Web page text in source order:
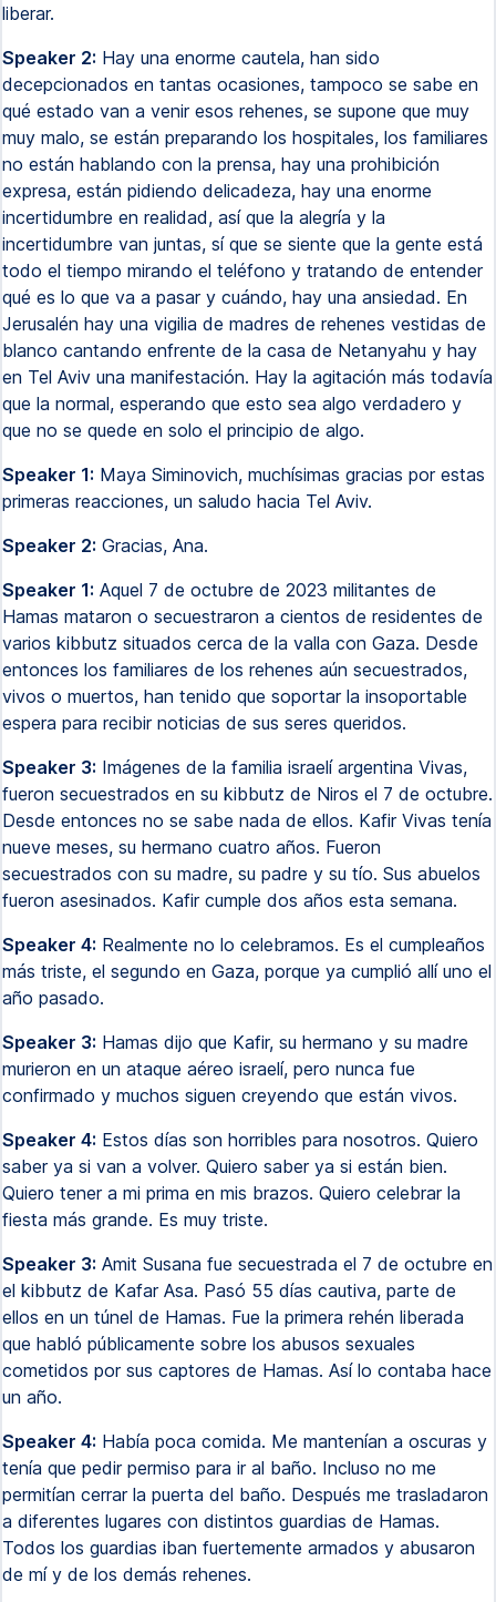
liberar.
Speaker 2: Hay una enorme cautela, han sido
decepcionados en tantas ocasiones, tampoco se sabe en
qué estado van a venir esos rehenes, se supone que muy
muy malo, se están preparando los hospitales, los familiares
no están hablando con la prensa, hay una prohibición
expresa, están pidiendo delicadeza, hay una enorme
incertidumbre en realidad, así que la alegría y la
incertidumbre van juntas, sí que se siente que la gente está
todo el tiempo mirando el teléfono y tratando de entender
qué es lo que va a pasar y cuándo, hay una ansiedad. En
Jerusalén hay una vigilia de madres de rehenes vestidas de
blanco cantando enfrente de la casa de Netanyahu y hay
en Tel Aviv una manifestación. Hay la agitación más todavía
que la normal, esperando que esto sea algo verdadero y
que no se quede en solo el principio de algo.
Speaker 1: Maya Siminovich, muchísimas gracias por estas
primeras reacciones, un saludo hacia Tel Aviv.
Speaker 2: Gracias, Ana.
Speaker 1: Aquel 7 de octubre de 2023 militantes de
Hamas mataron o secuestraron a cientos de residentes de
varios kibbutz situados cerca de la valla con Gaza. Desde
entonces los familiares de los rehenes aún secuestrados,
vivos o muertos, han tenido que soportar la insoportable
espera para recibir noticias de sus seres queridos.
Speaker 3: Imágenes de la familia israelí argentina Vivas,
fueron secuestrados en su kibbutz de Niros el 7 de octubre.
Desde entonces no se sabe nada de ellos. Kafir Vivas tenía
nueve meses, su hermano cuatro años. Fueron
secuestrados con su madre, su padre y su tío. Sus abuelos
fueron asesinados. Kafir cumple dos años esta semana.
Speaker 4: Realmente no lo celebramos. Es el cumpleaños
más triste, el segundo en Gaza, porque ya cumplió allí uno el
año pasado.
Speaker 3: Hamas dijo que Kafir, su hermano y su madre
murieron en un ataque aéreo israelí, pero nunca fue
confirmado y muchos siguen creyendo que están vivos.
Speaker 4: Estos días son horribles para nosotros. Quiero
saber ya si van a volver. Quiero saber ya si están bien.
Quiero tener a mi prima en mis brazos. Quiero celebrar la
fiesta más grande. Es muy triste.
Speaker 3: Amit Susana fue secuestrada el 7 de octubre en
el kibbutz de Kafar Asa. Pasó 55 días cautiva, parte de
ellos en un túnel de Hamas. Fue la primera rehén liberada
que habló públicamente sobre los abusos sexuales
cometidos por sus captores de Hamas. Así lo contaba hace
un año.
Speaker 4: Había poca comida. Me mantenían a oscuras y
tenía que pedir permiso para ir al baño. Incluso no me
permitían cerrar la puerta del baño. Después me trasladaron
a diferentes lugares con distintos guardias de Hamas.
Todos los guardias iban fuertemente armados y abusaron
de mí y de los demás rehenes.